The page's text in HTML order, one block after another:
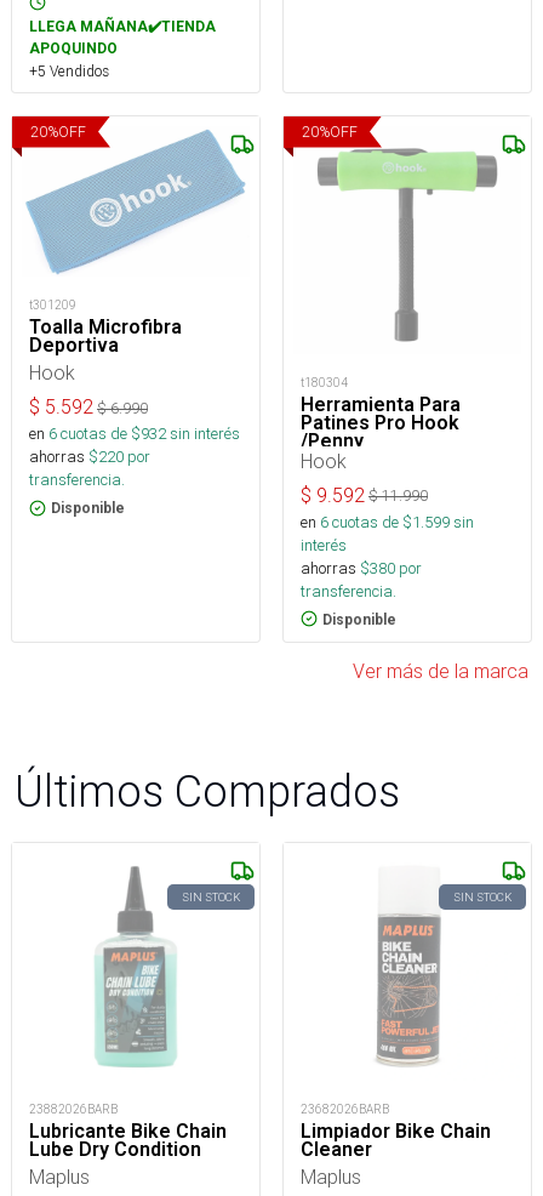
LLEGA MAÑANA✔️TIENDA
APOQUINDO
+5 Vendidos
20%OFF
t301209
Toalla Microfibra
Deportiva
Hook
$ 5.592 $6.990
en 6cuotas de $932sin interés
ahorras $220 por
transferencia.
Disponible
20%OFF
t180304
Herramienta Para
Patines Pro Hook
/Penny
Hook
$ 9.592 $11.990
en 6cuotas de $1.599sin
interés
ahorras $380 por
transferencia.
Disponible
Ver más de la marca
Últimos Comprados
SIN STOCK
23882026BARB
Lubricante Bike Chain
Lube Dry Condition
Maplus
SIN STOCK
23682026BARB
Limpiador Bike Chain
Cleaner
Maplus